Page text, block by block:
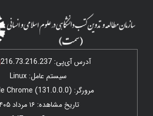
آدرس آی‌پی: 216.73.216.237
سیستم عامل: Linux
مرورگر: Google Chrome (131.0.0.0)
تاریخ مشاهده: ۱۶ مرداد ۱۴۰۵